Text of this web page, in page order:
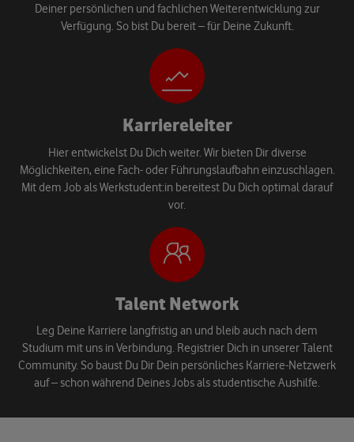
Deiner persönlichen und fachlichen Weiterentwicklung zur
Verfügung. So bist Du bereit – für Deine Zukunft.
Karriereleiter
Hier entwickelst Du Dich weiter. Wir bieten Dir diverse
Möglichkeiten, eine Fach- oder Führungslaufbahn einzuschlagen.
Mit dem Job als Werkstudent:in bereitest Du Dich optimal darauf
vor.
Talent Network
Leg Deine Karriere langfristig an und bleib auch nach dem
Studium mit uns in Verbindung. Registrier Dich in unserer Talent
Community.​ So baust Du Dir Dein persönliches Karriere-Netzwerk
auf – schon während Deines Jobs als studentische Aushilfe.